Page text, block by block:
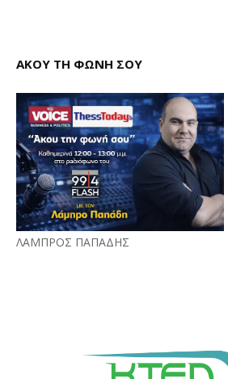
ΑΚΟΥ ΤΗ ΦΩΝΗ ΣΟΥ
ΛΑΜΠΡΟΣ ΠΑΠΑΔΗΣ